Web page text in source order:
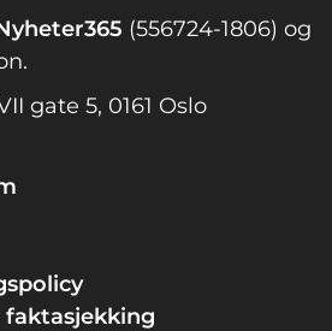
(556724-1806) og
gate 5, 0161 Oslo